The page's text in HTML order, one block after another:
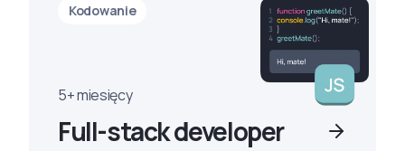
Kodowanie
5+ miesięcy
Full-stack developer